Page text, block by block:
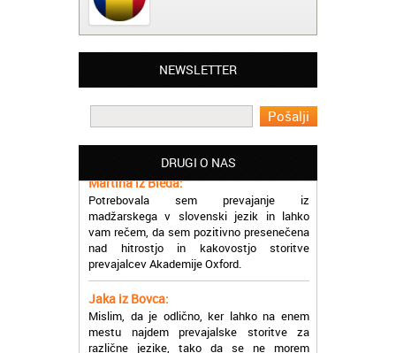
NEWSLETTER
DRUGI O NAS
Matjaž iz Ajdovščine:
Lahko pohvalim vse zaposlene v Akademiji
Oxford, ker so resnično profesionalni in
prevajalske storitve opravljajo hitro in
Potrebovala sem prevajanje iz
madžarskega v slovenski jezik in lahko
vam rečem, da sem pozitivno presenečena
nad hitrostjo in kakovostjo storitve
prevajalcev Akademije Oxford.
Jaka iz Bovca:
Mislim, da je odlično, ker lahko na enem
mestu najdem prevajalske storitve za
različne jezike, tako da se ne morem